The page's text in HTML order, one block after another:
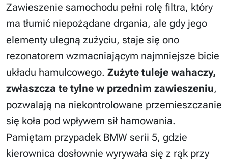
Zawieszenie samochodu pełni rolę filtra, który
ma tłumić niepożądane drgania, ale gdy jego
elementy ulegną zużyciu, staje się ono
rezonatorem wzmacniającym najmniejsze bicie
układu hamulcowego. Zużyte tuleje wahaczy,
zwłaszcza te tylne w przednim zawieszeniu,
pozwalają na niekontrolowane przemieszczanie
się koła pod wpływem sił hamowania.
Pamiętam przypadek BMW serii 5, gdzie
kierownica dosłownie wyrywała się z rąk przy